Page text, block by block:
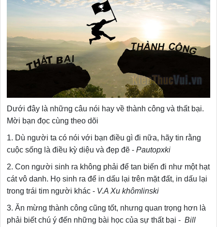
Dưới đây là những câu nói hay về thành công và thất bại.
Mời bạn đọc cùng theo dõi
1. Dù người ta có nói với bạn điều gì đi nữa, hãy tin rằng
cuộc sống là điều kỳ diệu và đẹp đẽ -Pautopxki
2. Con người sinh ra không phải để tan biến đi như một hạt
cát vô danh. Họ sinh ra để in dấu lại trên mặt đất, in dấu lại
trong trái tim người khác - V.A Xu khômlinski
3. Ăn mừng thành công cũng tốt, nhưng quan trọng hơn là
phải biết chú ý đến những bài học của sự thất bại -Bill